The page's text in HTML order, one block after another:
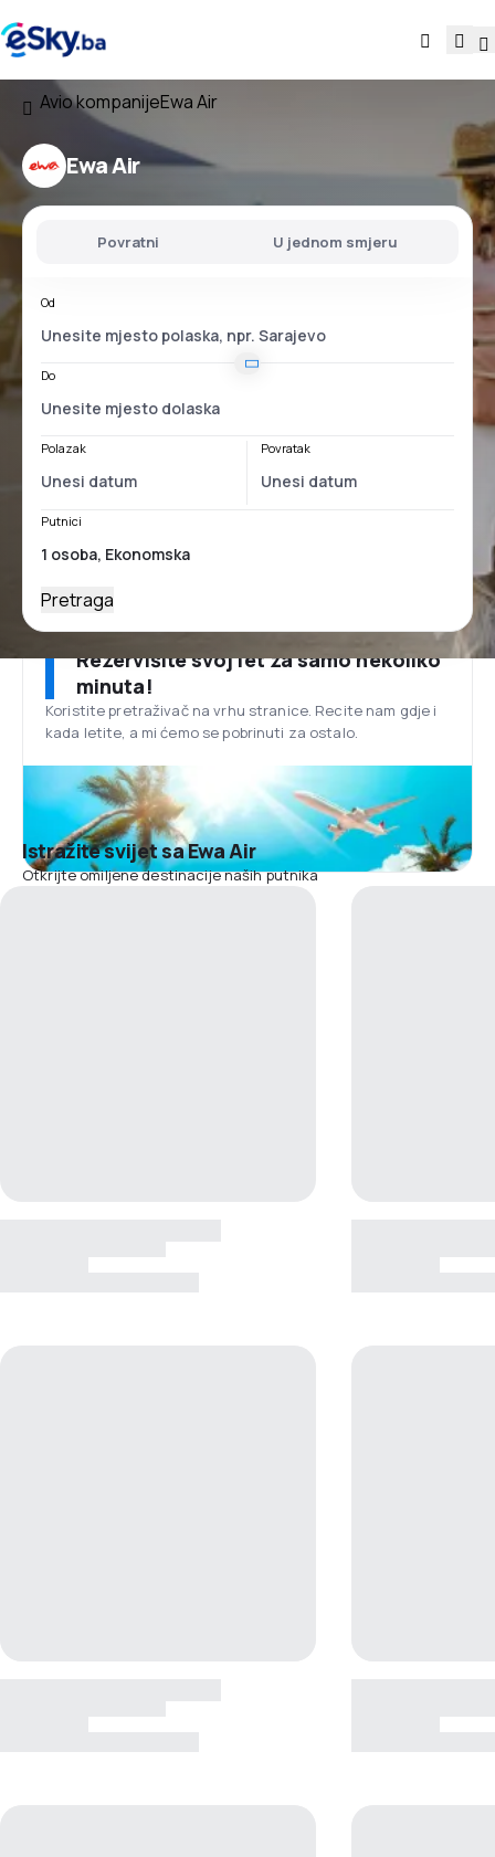
Avio kompanijeEwa Air
Ewa Air
Povratni U jednom smjeru
Od
Do
Polazak Povratak
Putnici
Pretraga
Rezervišite svoj let za samo nekoliko
minuta!
Koristite pretraživač na vrhu stranice. Recite nam gdje i
kada letite, a mi ćemo se pobrinuti za ostalo.
Istražite svijet sa Ewa Air
Otkrijte omiljene destinacije naših putnika